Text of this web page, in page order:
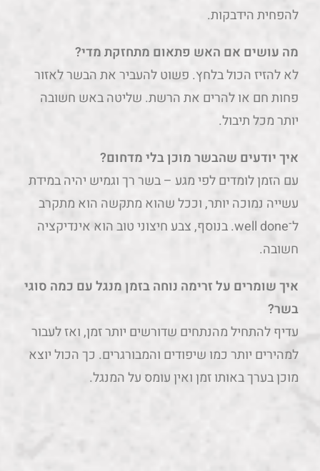
להפחית הידבקות.
מה עושים אם האש פתאום מתחזקת מדי?
לא להזיז הכול בלחץ. פשוט להעביר את הבשר לאזור
פחות חם או להרים את הרשת. שליטה באש חשובה
יותר מכל תיבול.
איך יודעים שהבשר מוכן בלי מדחום?
עם הזמן לומדים לפי מגע – בשר רך וגמיש יהיה במידת
עשייה נמוכה יותר, וככל שהוא מתקשה הוא מתקרב
ל־well done. בנוסף, צבע חיצוני טוב הוא אינדיקציה
חשובה.
איך שומרים על זרימה נוחה בזמן מנגל עם כמה סוגי
בשר?
עדיף להתחיל מהנתחים שדורשים יותר זמן, ואז לעבור
למהירים יותר כמו שיפודים והמבורגרים. כך הכול יוצא
מוכן בערך באותו זמן ואין עומס על המנגל.